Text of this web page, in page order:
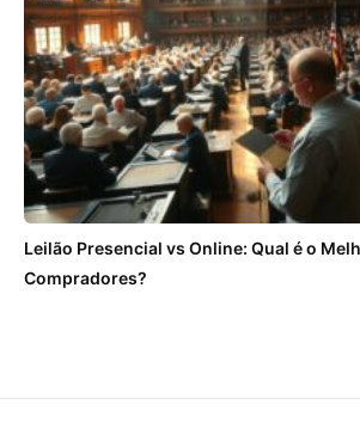
Leilão Presencial vs Online: Qual é o
Compradores?